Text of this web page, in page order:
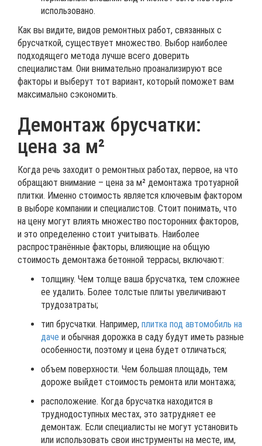
использовано.
Как вы видите, видов ремонтных работ, связанных с
брусчаткой, существует множество. Выбор наиболее
подходящего метода лучше всего доверить
специалистам. Они внимательно проанализируют все
факторы и выберут тот вариант, который поможет вам
максимально сэкономить.
Демонтаж брусчатки:
цена за м²
Когда речь заходит о ремонтных работах, первое, на что
обращают внимание – цена за м² демонтажа тротуарной
плитки. Именно стоимость является ключевым фактором
в выборе компании и специалистов. Стоит понимать, что
на цену могут влиять множество посторонних факторов,
и это определенно стоит учитывать. Наиболее
распространённые факторы, влияющие на общую
стоимость демонтажа бетонной террасы, включают:
толщину. Чем толще ваша брусчатка, тем сложнее
ее удалить. Более толстые плиты увеличивают
трудозатраты;
тип брусчатки. Например, плитка под автомобиль на
даче и обычная дорожка в саду будут иметь разные
особенности, поэтому и цена будет отличаться;
объем поверхности. Чем большая площадь, тем
дороже выйдет стоимость ремонта или монтажа;
расположение. Когда брусчатка находится в
труднодоступных местах, это затрудняет ее
демонтаж. Если специалисты не могут установить
или использовать свои инструменты на месте, им,